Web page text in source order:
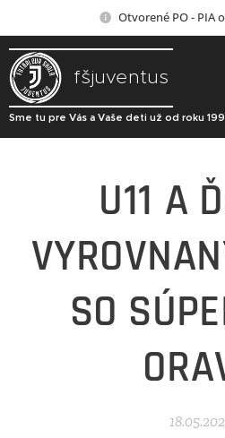
Otvorené PO - PIA
fšjuventus
Sme tu pre Vás a Vaše deti už od roku
U11 A
SO